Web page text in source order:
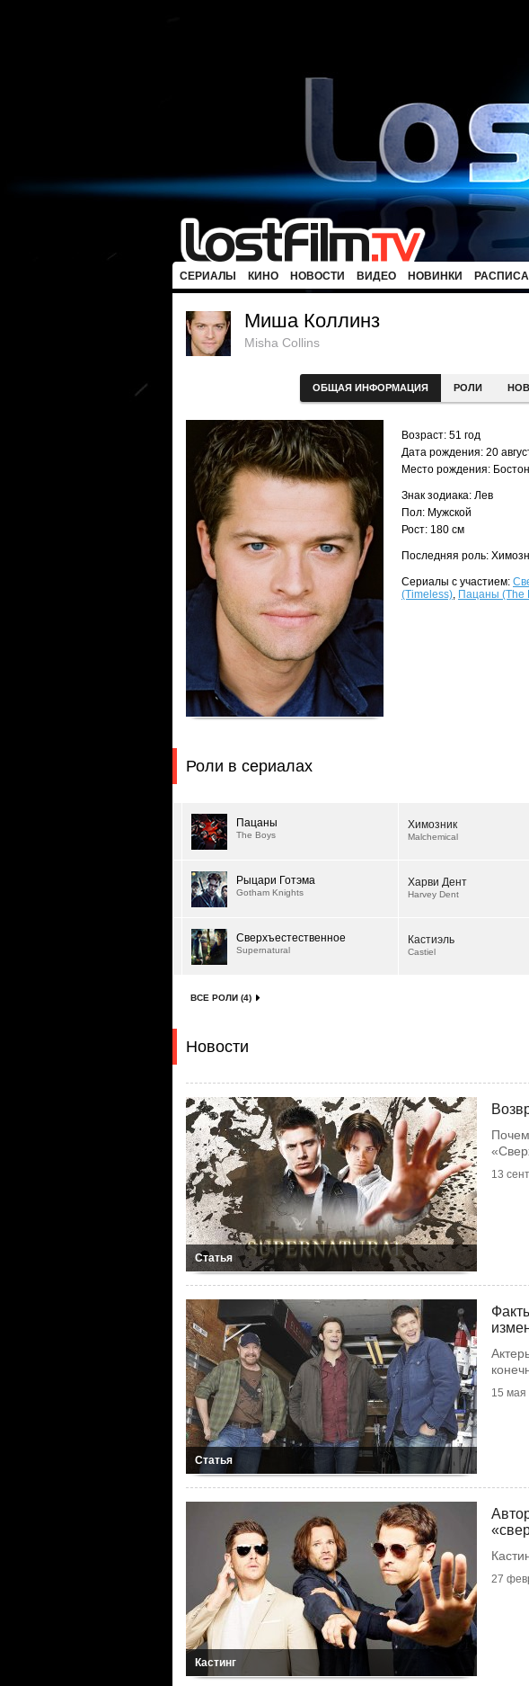
СЕРИАЛЫ КИНО НОВОСТИ ВИДЕО НОВИНКИ
Миша Коллинз
Misha Collins
ОБЩАЯ ИНФОРМАЦИЯ РОЛИ
Возраст: 51 год
Дата рождения: 20
Место рождения:
Знак зодиака: Лев
Пол: Мужской
Рост: 180 см
Последняя роль:
Сериалы с участием:
(Timeless), Пацаны (The
Роли в сериалах
Пацаны
The Boys
Химозник
Malchemical
Рыцари Готэма
Gotham Knights
Харви Дент
Harvey Dent
Сверхъестественное
Supernatural
Кастиэль
Castiel
ВСЕ РОЛИ (4)
Новости
Статья
13
Статья
15 мая
Кастинг
27